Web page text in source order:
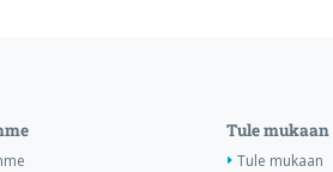
Tule mukaan
Tule mukaan